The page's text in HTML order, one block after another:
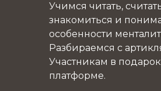
Учимся читать,
знакомиться и
особенности
Разбираемся с
Участникам в
платформе.